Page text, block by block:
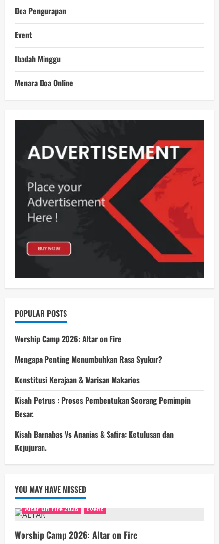
Doa Pengurapan
Event
Ibadah Minggu
Menara Doa Online
POPULAR POSTS
Worship Camp 2026: Altar on Fire
Mengapa Penting Menumbuhkan Rasa Syukur?
Konstitusi Kerajaan & Warisan Makarios
Kisah Petrus : Proses Pembentukan Seorang Pemimpin
Besar.
Kisah Barnabas Vs Ananias & Safira: Ketulusan dan
Kejujuran.
YOU MAY HAVE MISSED
Altar On Fire 2026 Event
Worship Camp 2026: Altar on Fire